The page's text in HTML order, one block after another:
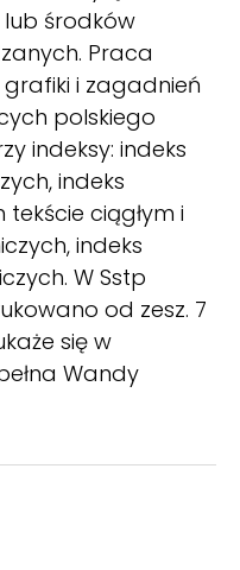
lub środków
Praca
i zagadnień
polskiego
indeksy: indeks
indeks
ciągłym i
indeks
W Sstp
od zesz. 7
się w
Wandy